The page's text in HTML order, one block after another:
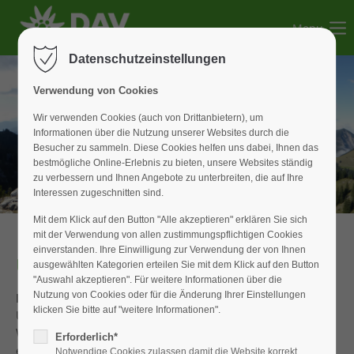
Der Eintrag "offcanvas-col2" existiert leider nicht.
Der Eintrag "offcanvas-col3" existiert leider nicht.
Der Eintrag "offcanvas-col4" existiert leider nicht.
Menu
Übersicht
Eine eigene Hütte in den Bergenals günstige
Übernachtungsmöglichkeit und Ausgangspunkt von
Wander- und Skitouren war in den 40- und 50-ziger Jahren
ein großer Wunsch der Weißenburger DAV-Sektion. Nach
Datenschutzeinstellungen
Verwendung von Cookies
Wir verwenden Cookies (auch von Drittanbietern), um
Informationen über die Nutzung unserer Websites durch die
Besucher zu sammeln. Diese Cookies helfen uns dabei, Ihnen das
bestmögliche Online-Erlebnis zu bieten, unsere Websites ständig
zu verbessern und Ihnen Angebote zu unterbreiten, die auf Ihre
Interessen zugeschnitten sind.
Mit dem Klick auf den Button "Alle akzeptieren" erklären Sie sich
mit der Verwendung von allen zustimmungspflichtigen Cookies
einverstanden. Ihre Einwilligung zur Verwendung der von Ihnen
ausgewählten Kategorien erteilen Sie mit dem Klick auf den Button
"Auswahl akzeptieren". Für weitere Informationen über die
Nutzung von Cookies oder für die Änderung Ihrer Einstellungen
klicken Sie bitte auf "weitere Informationen".
Erforderlich*
Notwendige Cookies zulassen damit die Website korrekt